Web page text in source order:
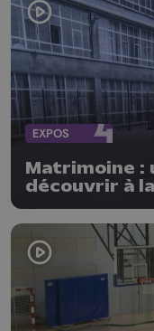
EXPOS
Matrimoine :
découvrir à